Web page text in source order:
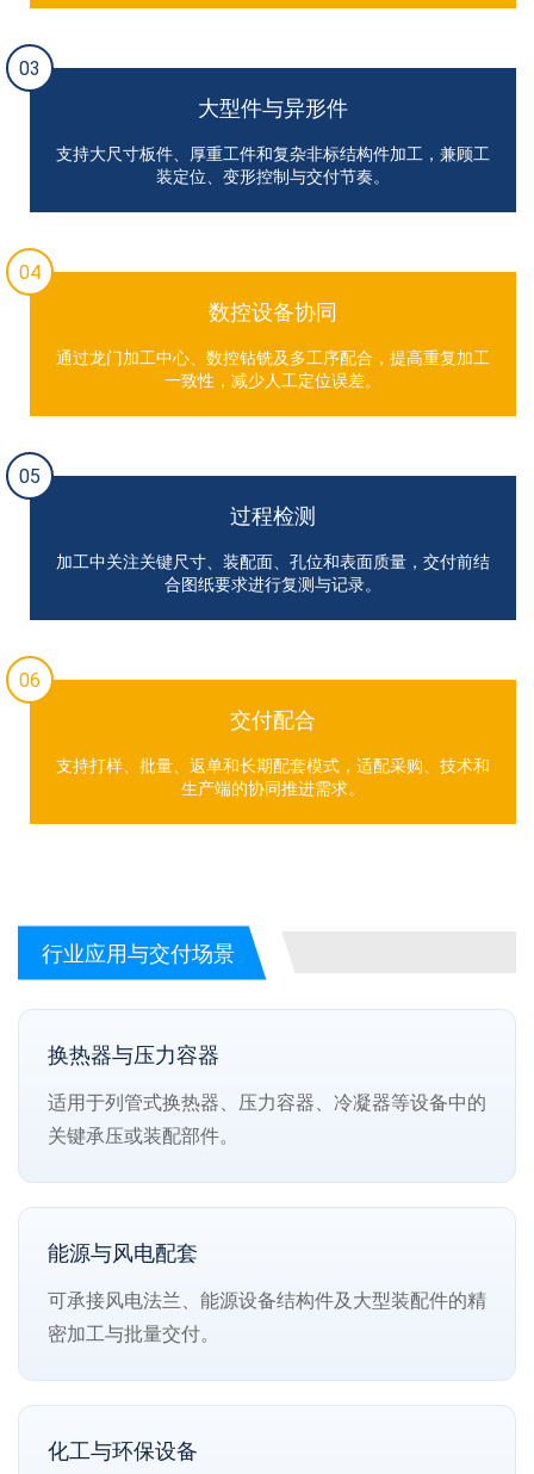
03
大型件与异形件
支持大尺寸板件、厚重工件和复杂非标结构件加工，兼顾工
装定位、变形控制与交付节奏。
04
数控设备协同
通过龙门加工中心、数控钻铣及多工序配合，提高重复加工
一致性，减少人工定位误差。
05
过程检测
加工中关注关键尺寸、装配面、孔位和表面质量，交付前结
合图纸要求进行复测与记录。
06
交付配合
支持打样、批量、返单和长期配套模式，适配采购、技术和
生产端的协同推进需求。
行业应用与交付场景
换热器与压力容器
适用于列管式换热器、压力容器、冷凝器等设备中的
关键承压或装配部件。
能源与风电配套
可承接风电法兰、能源设备结构件及大型装配件的精
密加工与批量交付。
化工与环保设备